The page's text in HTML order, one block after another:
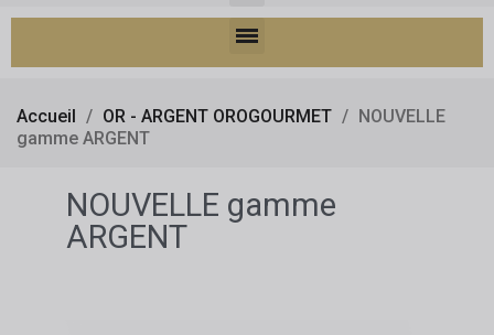
Accueil OR - ARGENT OROGOURMET
NOUVELLE
gamme ARGENT
NOUVELLE gamme
ARGENT